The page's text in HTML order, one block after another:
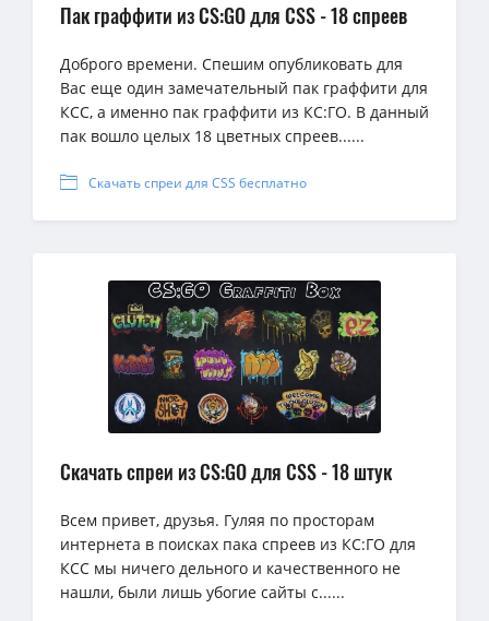
Пак граффити из CS:GO для CSS - 18 спреев
Доброго времени. Спешим опубликовать для
Вас еще один замечательный пак граффити для
КСС, а именно пак граффити из КС:ГО. В данный
пак вошло целых 18 цветных спреев......
Скачать спреи для CSS бесплатно
Скачать спреи из CS:GO для CSS - 18 штук
Всем привет, друзья. Гуляя по просторам
интернета в поисках пака спреев из КС:ГО для
КСС мы ничего дельного и качественного не
нашли, были лишь убогие сайты с......